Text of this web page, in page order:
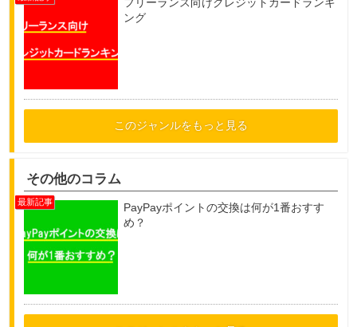
ング
このジャンルをもっと見る
その他のコラム
PayPayポイントの交換は何が1番おすす
め？